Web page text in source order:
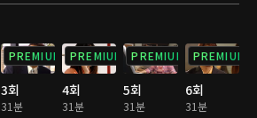
PREMIUM
3회
31분
PREMIUM
4회
31분
PREMIUM
5회
31분
PREMIUM
6회
31분